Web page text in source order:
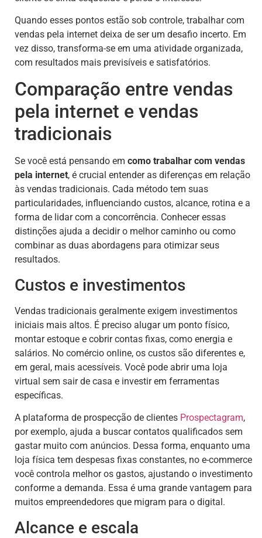
Quando esses pontos estão sob controle, trabalhar com
vendas pela internet deixa de ser um desafio incerto. Em
vez disso, transforma-se em uma atividade organizada,
com resultados mais previsíveis e satisfatórios.
Comparação entre vendas
pela internet e vendas
tradicionais
Se você está pensando em como trabalhar com vendas
pela internet, é crucial entender as diferenças em relação
às vendas tradicionais. Cada método tem suas
particularidades, influenciando custos, alcance, rotina e a
forma de lidar com a concorrência. Conhecer essas
distinções ajuda a decidir o melhor caminho ou como
combinar as duas abordagens para otimizar seus
resultados.
Custos e investimentos
Vendas tradicionais geralmente exigem investimentos
iniciais mais altos. É preciso alugar um ponto físico,
montar estoque e cobrir contas fixas, como energia e
salários. No comércio online, os custos são diferentes e,
em geral, mais acessíveis. Você pode abrir uma loja
virtual sem sair de casa e investir em ferramentas
específicas.
A plataforma de prospecção de clientes Prospectagram,
por exemplo, ajuda a buscar contatos qualificados sem
gastar muito com anúncios. Dessa forma, enquanto uma
loja física tem despesas fixas constantes, no e-commerce
você controla melhor os gastos, ajustando o investimento
conforme a demanda. Essa é uma grande vantagem para
muitos empreendedores que migram para o digital.
Alcance e escala